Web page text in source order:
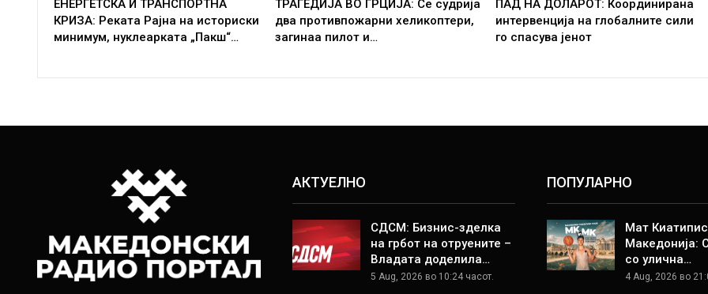
ЕНЕРГЕТСКА И ТРАНСПОРТНА
КРИЗА: Реката Рајна на историски
минимум, нуклеарката „Пакш“…
ТРАГЕДИЈА ВО ГРЦИЈА: Се судрија
два противпожарни хеликоптери,
загинаа пилот и…
ПАД НА ДОЛАРОТ: Координирана
интервенција на глобалните сили
го спасува јенот
АКТУЕЛНО
СДСМ: Бизнис-зделка
на грбот на отруените –
Владата доделила…
5 Aug, 2026 во 10:24 часот.
ПОПУЛАРНО
Мат
Македонија:
со улична…
4 Aug, 2026 во